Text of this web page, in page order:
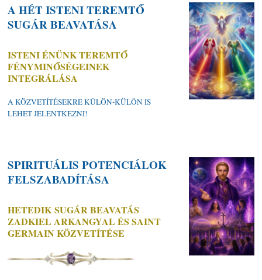
A HÉT ISTENI TEREMTŐ
SUGÁR BEAVATÁSA
ISTENI ÉNÜNK TEREMTŐ
FÉNYMINŐSÉGEINEK
INTEGRÁLÁSA
A KÖZVETÍTÉSEKRE KÜLÖN-KÜLÖN IS
LEHET JELENTKEZNI!
SPIRITUÁLIS POTENCIÁLOK
FELSZABADÍTÁSA
HETEDIK SUGÁR BEAVATÁS
ZADKIEL ARKANGYAL ÉS SAINT
GERMAIN KÖZVETÍTÉSE